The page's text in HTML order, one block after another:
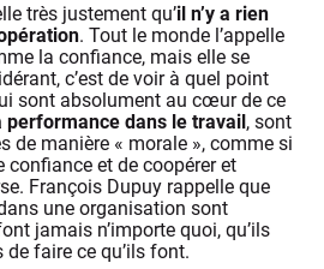
très justement qu’il n’y a rien
. Tout le monde l’appelle
la confiance, mais elle se
c’est de voir à quel point
sont absolument au cœur de ce
performance dans le travail, sont
de manière « morale », comme si
confiance et de coopérer et
François Dupuy rappelle que
une organisation sont
jamais n’importe quoi, qu’ils
faire ce qu’ils font.